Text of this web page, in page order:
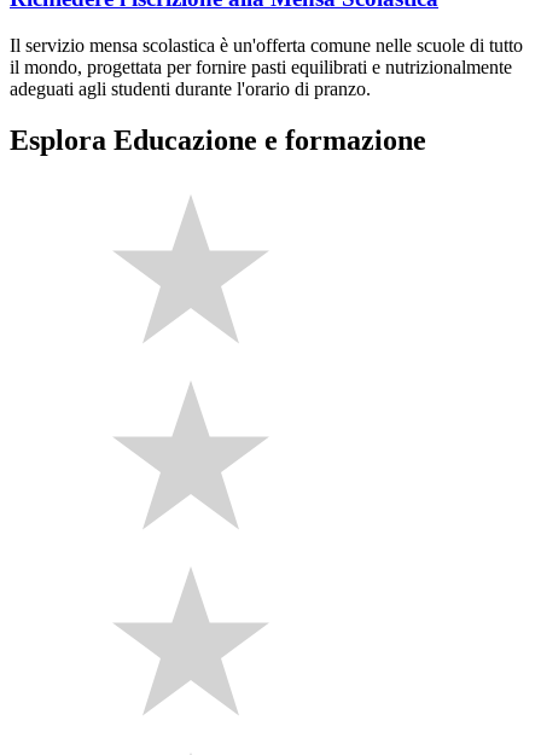
Il servizio mensa scolastica è un'offerta comune nelle scuole di tutto
il mondo, progettata per fornire pasti equilibrati e nutrizionalmente
adeguati agli studenti durante l'orario di pranzo.
Esplora Educazione e formazione